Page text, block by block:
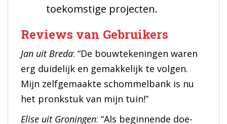
toekomstige projecten.
Reviews van Gebruikers
Jan uit Breda: “De bouwtekeningen waren
erg duidelijk en gemakkelijk te volgen.
Mijn zelfgemaakte schommelbank is nu
het pronkstuk van mijn tuin!”
Elise uit Groningen: “Als beginnende doe-